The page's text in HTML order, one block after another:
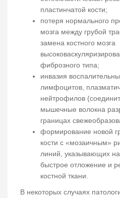
пластинчатой ​​кости;
потеря нормального
мозга между грубой
замена костного мозга
фиброзного типа;
инвазия
лимфоцитов,
нейтрофилов
мышечные волокна
границах
формирование новой
кости с «мозаичным»
линий, указывающих
быстрое отложение и
костной ткани.
В некоторых случаях